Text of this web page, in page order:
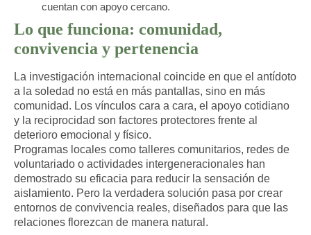
cuentan con apoyo cercano.
Lo que funciona: comunidad,
convivencia y pertenencia
La investigación internacional coincide en que el antídoto
a la soledad no está en más pantallas, sino en más
comunidad. Los vínculos cara a cara, el apoyo cotidiano
y la reciprocidad son factores protectores frente al
deterioro emocional y físico.
Programas locales como talleres comunitarios, redes de
voluntariado o actividades intergeneracionales han
demostrado su eficacia para reducir la sensación de
aislamiento. Pero la verdadera solución pasa por crear
entornos de convivencia reales, diseñados para que las
relaciones florezcan de manera natural.